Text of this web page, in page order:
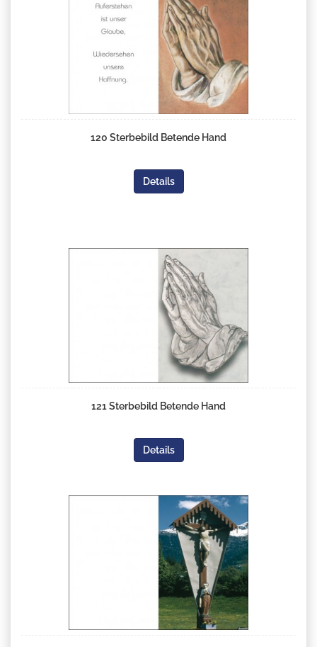
120 Sterbebild Betende Hand
Details
121 Sterbebild Betende Hand
Details